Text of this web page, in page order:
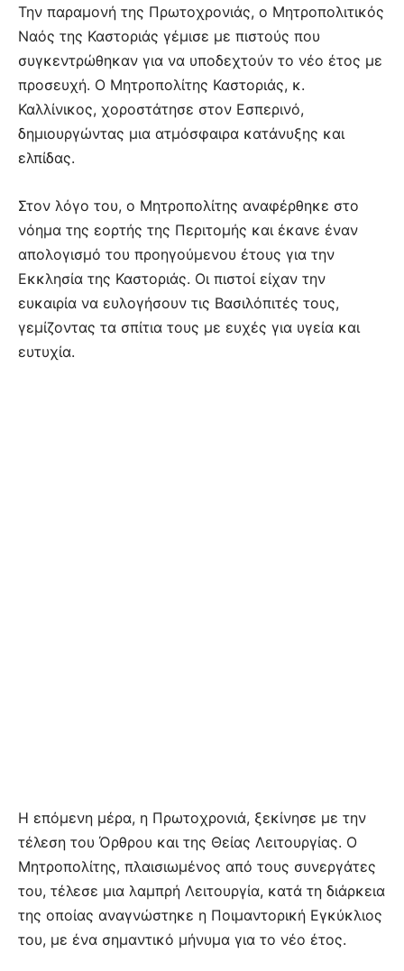
Την παραμονή της Πρωτοχρονιάς, ο Μητροπολιτικός
Ναός της Καστοριάς γέμισε με πιστούς που
συγκεντρώθηκαν για να υποδεχτούν το νέο έτος με
προσευχή. Ο Μητροπολίτης Καστοριάς, κ.
Καλλίνικος, χοροστάτησε στον Εσπερινό,
δημιουργώντας μια ατμόσφαιρα κατάνυξης και
ελπίδας.
Στον λόγο του, ο Μητροπολίτης αναφέρθηκε στο
νόημα της εορτής της Περιτομής και έκανε έναν
απολογισμό του προηγούμενου έτους για την
Εκκλησία της Καστοριάς. Οι πιστοί είχαν την
ευκαιρία να ευλογήσουν τις Βασιλόπιτές τους,
γεμίζοντας τα σπίτια τους με ευχές για υγεία και
ευτυχία.
Η επόμενη μέρα, η Πρωτοχρονιά, ξεκίνησε με την
τέλεση του Όρθρου και της Θείας Λειτουργίας. Ο
Μητροπολίτης, πλαισιωμένος από τους συνεργάτες
του, τέλεσε μια λαμπρή Λειτουργία, κατά τη διάρκεια
της οποίας αναγνώστηκε η Ποιμαντορική Εγκύκλιος
του, με ένα σημαντικό μήνυμα για το νέο έτος.